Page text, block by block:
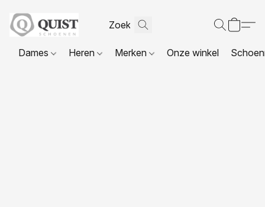
Dames Heren Merken Onze winkel